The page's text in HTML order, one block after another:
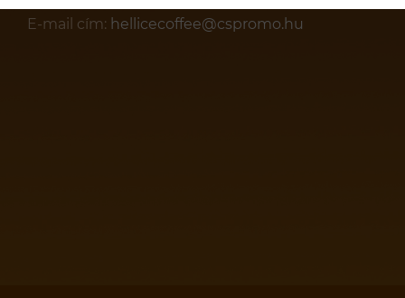
E-mail cím: hellicecoffee@cspromo.hu